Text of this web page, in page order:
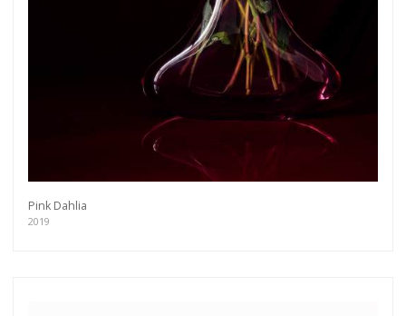
Pink Dahlia
2019